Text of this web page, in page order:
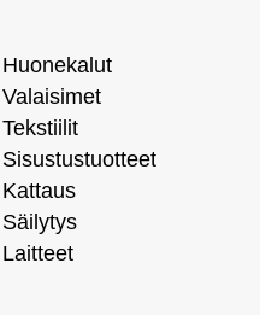
Huonekalut
Valaisimet
Tekstiilit
Sisustustuotteet
Kattaus
Säilytys
Laitteet